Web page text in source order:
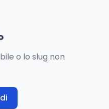
o lo slug non